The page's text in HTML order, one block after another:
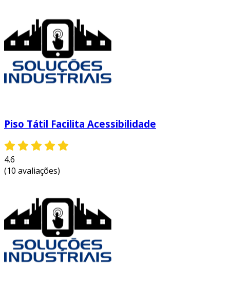
Piso Tátil Facilita Acessibilidade
4.6
(10 avaliações)